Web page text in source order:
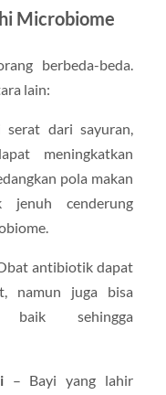
Microbiome
berbeda-beda.
lain:
serat dari sayuran,
meningkatkan
pola makan
cenderung
antibiotik dapat
namun juga bisa
baik sehingga
– Bayi yang lahir